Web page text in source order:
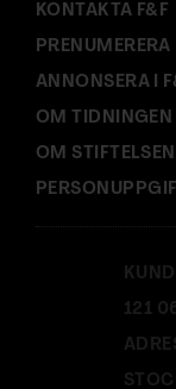
KONTAKTA F&F
PRENUMERERA
ANNONSERA I
OM TIDNINGEN
OM STIFTELSEN
121